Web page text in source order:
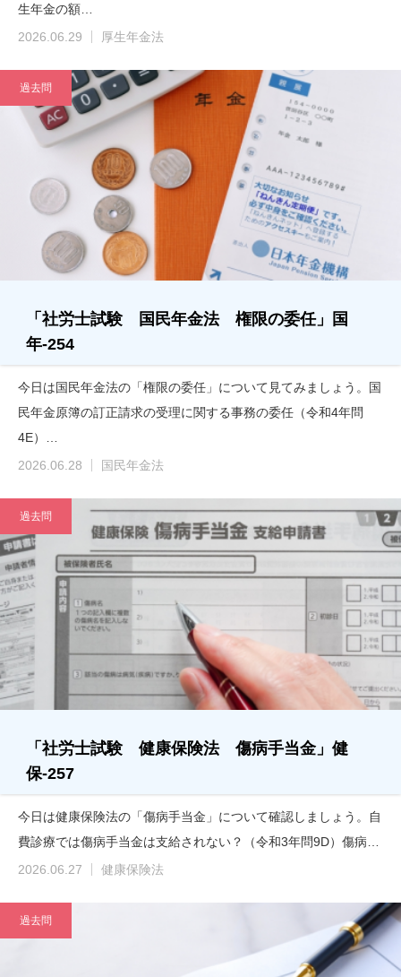
生年金の額…
2026.06.29
厚生年金法
過去問
「社労士試験 国民年金法 権限の委任」国
年-254
今日は国民年金法の「権限の委任」について見てみましょう。国
民年金原簿の訂正請求の受理に関する事務の委任（令和4年問
4E）…
2026.06.28
国民年金法
過去問
「社労士試験 健康保険法 傷病手当金」健
保-257
今日は健康保険法の「傷病手当金」について確認しましょう。自
費診療では傷病手当金は支給されない？（令和3年問9D）傷病…
2026.06.27
健康保険法
過去問